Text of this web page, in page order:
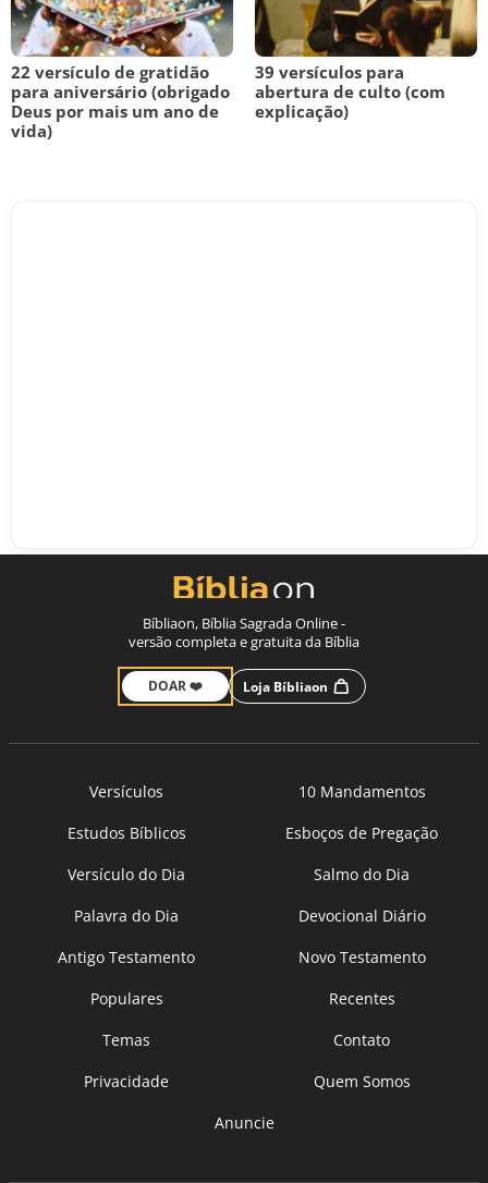
22 versículo de gratidão
para aniversário (obrigado
Deus por mais um ano de
vida)
39 versículos para
abertura de culto (com
explicação)
Bíbliaon, Bíblia Sagrada Online -
versão completa e gratuita da Bíblia
DOAR ❤️ Loja Bíbliaon
Versículos
10 Mandamentos
Estudos Bíblicos
Esboços de Pregação
Versículo do Dia
Salmo do Dia
Palavra do Dia
Devocional Diário
Antigo Testamento
Novo Testamento
Populares
Recentes
Temas
Contato
Privacidade
Quem Somos
Anuncie